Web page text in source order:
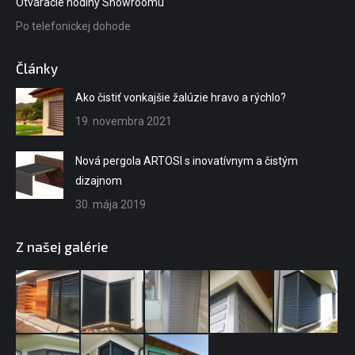
Po telefonickej dohode
Články
Ako čistiť vonkajšie žalúzie hravo a rýchlo?
19. novembra 2021
Nová pergola ARTOSI s inovatívnym a čistým
dizajnom
30. mája 2019
Z našej galérie